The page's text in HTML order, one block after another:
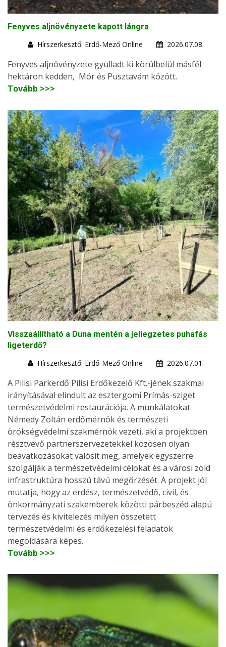
Fenyves aljnövényzete kapott lángra
Hírszerkesztő: Erdő-Mező Online
2026.07.08.
Fenyves aljnövényzete gyulladt ki körülbelül másfél
hektáron kedden, Mór és Pusztavám között.
Tovább >>>
VIsszaállítható a Duna mentén a jellegzetes puhafás
ligeterdő?
Hírszerkesztő: Erdő-Mező Online
2026.07.01.
A Pilisi Parkerdő Pilisi Erdőkezelő Kft.-jének szakmai
irányításával elindult az esztergomi Prímás-sziget
természetvédelmi restaurációja. A munkálatokat
Némedy Zoltán erdőmérnök és természeti
örökségvédelmi szakmérnök vezeti, aki a projektben
résztvevő partnerszervezetekkel közösen olyan
beavatkozásokat valósít meg, amelyek egyszerre
szolgálják a természetvédelmi célokat és a városi zöld
infrastruktúra hosszú távú megőrzését. A projekt jól
mutatja, hogy az erdész, természetvédő, civil, és
önkormányzati szakemberek közötti párbeszéd alapú
tervezés és kivitelezés milyen összetett
természetvédelmi és erdőkezelési feladatok
megoldására képes.
Tovább >>>